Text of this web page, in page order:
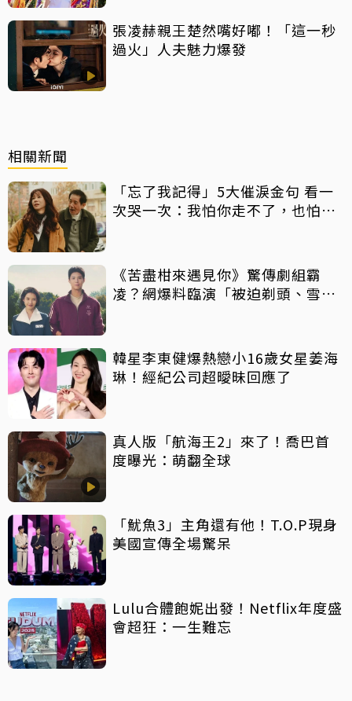
張凌赫親王楚然嘴好嘟！「這一秒
過火」人夫魅力爆發
相關新聞
「忘了我記得」5大催淚金句 看一
次哭一次：我怕你走不了，也怕你
《苦盡柑來遇見你》驚傳劇組霸
凌？網爆料臨演「被迫剃頭、雪中
韓星李東健爆熱戀小16歲女星姜海
琳！經紀公司超曖昧回應了
真人版「航海王2」來了！喬巴首
度曝光：萌翻全球
「魷魚3」主角還有他！T.O.P現身
美國宣傳全場驚呆
Lulu合體飽妮出發！Netflix年度盛
會超狂：一生難忘